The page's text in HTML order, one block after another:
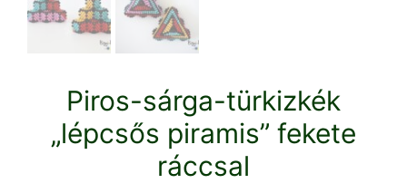
Piros-sárga-türkizkék
„lépcsős piramis” fekete
ráccsal